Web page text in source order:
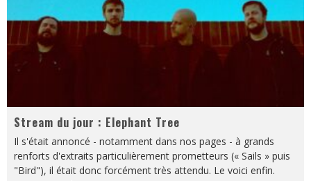
Stream du jour : Elephant Tree
Il s'était annoncé - notamment dans nos pages - à grands
renforts d'extraits particulièrement prometteurs (« Sails » puis
"Bird"), il était donc forcément très attendu. Le voici enfin.